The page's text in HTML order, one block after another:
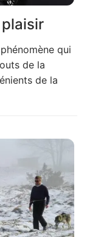
plaisir
qui
de la
de la